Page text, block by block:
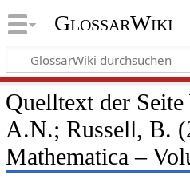
GlossarWiki
Quelltext der Seite
A.N.; Russell, B.
Mathematica –